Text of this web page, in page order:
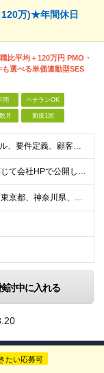
万)★年間休日
比平均＋120万円 PMO・
も選べる単価連動型SES
問 ベテランOK
月 面接1回
・PM/PL、PMO、ITコンサル、要件定義、顧客折衝いずれかの経験をお持ちの方 ・開発／インフラ経験から上流工程に挑戦したい方 ・学歴不問 ※業界・技術領域・工程は問いません。 ■ こんな方を歓
＜＜仕組み＞＞ 月単価に応じて会社HPで公開しているテーブルにもとづき毎月決定されます！ https://www.tech4u.dev/payroll ＜＜実績＞＞ PM/PL・ITコンサル職の平均
（希望にあわせた選択制） 東京都、神奈川県、埼玉県、千葉県、大阪府、兵庫県、京都府、愛知県、福岡県の各プロジェクト先 ・フル／ハイブリッドリモート案件あり ・転勤なし ・U・Iターンも歓迎＆支援可能
討中に入れる
たい応募可